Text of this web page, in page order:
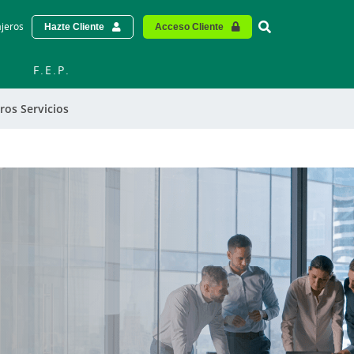
Hazte Cliente Acceso Cliente Vinculo -
Servicios
F.E.P.